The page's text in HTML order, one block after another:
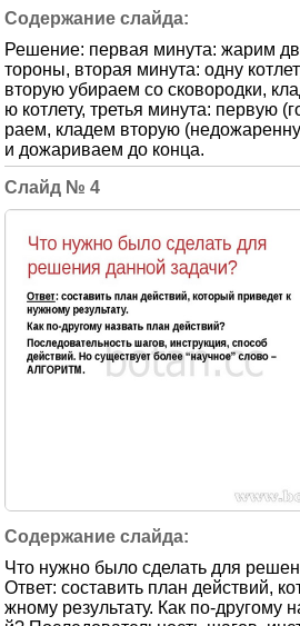
Решение: первая минута: жарим
тороны, вторая минута: одну
вторую убираем со сковородки,
ю котлету, третья минута: первую
раем, кладем вторую
и дожариваем до конца.
4
Что нужно было сделать для
Ответ: составить план действий,
жному результату. Как по-другому